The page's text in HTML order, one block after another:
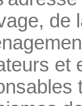
de
et